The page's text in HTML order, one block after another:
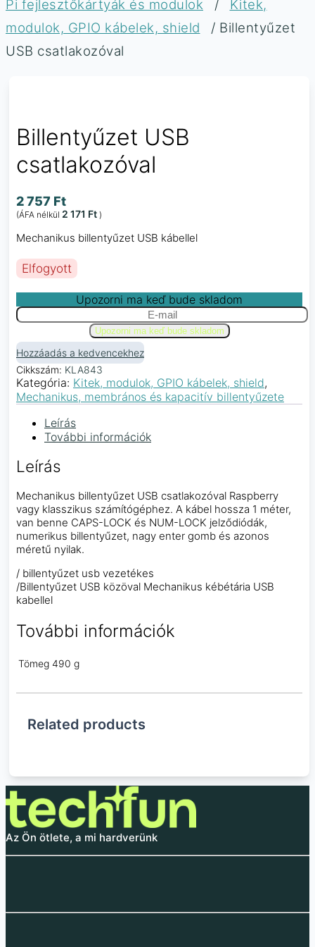
Pi fejlesztőkártyák és modulok
/
Kitek,
modulok, GPIO kábelek, shield
/ Billentyűzet
USB csatlakozóval
Billentyűzet USB
csatlakozóval
2 757 Ft
(ÁFA nélkül 2 171 Ft )
Mechanikus billentyűzet USB kábellel
Elfogyott
Upozorni ma keď bude skladom
Hozzáadás a kedvencekhez
Cikkszám: KLA843
Kategória: Kitek, modulok, GPIO kábelek, shield,
Mechanikus, membrános és kapacitív billentyűzete
Leírás
További információk
Leírás
Mechanikus billentyűzet USB csatlakozóval Raspberry
vagy klasszikus számítógéphez. A kábel hossza 1 méter,
van benne CAPS-LOCK és NUM-LOCK jelződiódák,
numerikus billentyűzet, nagy enter gomb és azonos
méretű nyilak.
/ billentyűzet usb vezetékes
/Billentyűzet USB közöval Mechanikus kébétária USB
kabellel
További információk
Tömeg 490 g
Related products
Az Ön ötlete, a mi hardverünk